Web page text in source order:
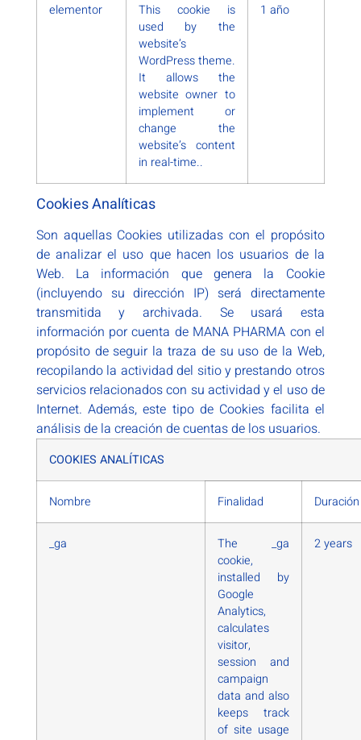
elementor
This cookie is
used by the
website’s
WordPress theme.
It allows the
website owner to
implement or
change the
website’s content
in real-time..
1 año
Cookies Analíticas
Son aquellas Cookies utilizadas con el propósito
de analizar el uso que hacen los usuarios de la
Web. La información que genera la Cookie
(incluyendo su dirección IP) será directamente
transmitida y archivada. Se usará esta
información por cuenta de MANA PHARMA con el
propósito de seguir la traza de su uso de la Web,
recopilando la actividad del sitio y prestando otros
servicios relacionados con su actividad y el uso de
Internet. Además, este tipo de Cookies facilita el
análisis de la creación de cuentas de los usuarios.
COOKIES ANALÍTICAS
Nombre Finalidad Duración
_ga
The _ga
cookie,
installed by
Google
Analytics,
calculates
visitor,
session and
campaign
data and also
keeps track
of site usage
2 years